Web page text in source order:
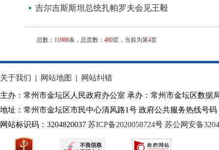
吉尔吉斯斯坦总统扎帕罗夫会见王毅
总数： 11988条，总页数： 480页，当前为第4页
关于我们 | 网站地图 | 网站纠错
主办：常州市金坛区人民政府办公室 承办：常州市金坛区数据
地址：常州市金坛区市民中心清风路1号 政府公共服务热线号码
网站标识码：3204820037 苏ICP备2020058724号 苏公网安备